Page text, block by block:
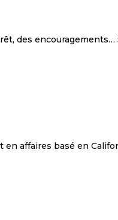
des
affaires basé en